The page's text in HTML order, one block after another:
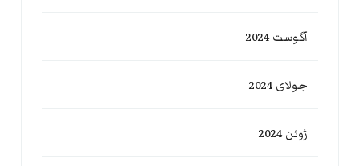
آگوست 2024
جولای 2024
ژوئن 2024